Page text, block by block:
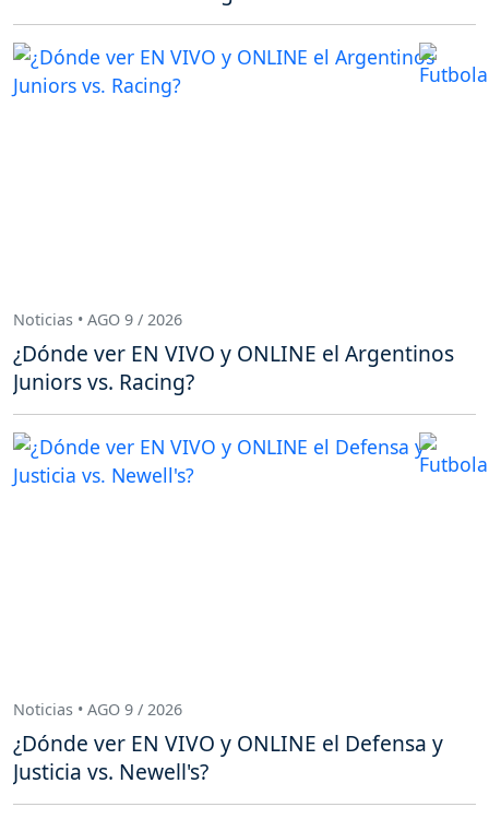
Noticias • AGO 9 / 2026
¿Dónde ver EN VIVO y ONLINE el Argentinos
Juniors vs. Racing?
Noticias • AGO 9 / 2026
¿Dónde ver EN VIVO y ONLINE el Defensa y
Justicia vs. Newell's?